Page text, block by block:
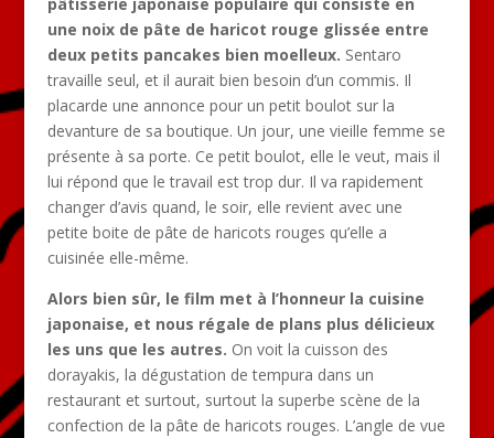
une noix de pâte de haricot rouge glissée entre
deux petits pancakes bien moelleux. Sentaro
travaille seul, et il aurait bien besoin d’un commis. Il
placarde une annonce pour un petit boulot sur la
devanture de sa boutique. Un jour, une vieille femme se
présente à sa porte. Ce petit boulot, elle le veut, mais il
lui répond que le travail est trop dur. Il va rapidement
changer d’avis quand, le soir, elle revient avec une
petite boite de pâte de haricots rouges qu’elle a
cuisinée elle-même.
Alors bien sûr, le film met à l’honneur la cuisine
japonaise, et nous régale de plans plus délicieux
les uns que les autres. On voit la cuisson des
dorayakis, la dégustation de tempura dans un
restaurant et surtout, surtout la superbe scène de la
confection de la pâte de haricots rouges. L’angle de vue